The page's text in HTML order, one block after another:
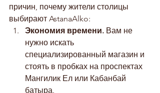
причин, почему жители столицы
выбирают AstanaAlko:
Экономия времени. Вам не
нужно искать
специализированный магазин и
стоять в пробках на проспектах
Мангилик Ел или Кабанбай
батыра.